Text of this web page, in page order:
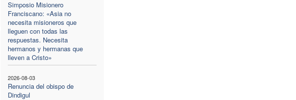
Simposio Misionero
Franciscano: «Asia no
necesita misioneros que
lleguen con todas las
respuestas. Necesita
hermanos y hermanas que
lleven a Cristo»
2026-08-03
Renuncia del obispo de
Dindigul